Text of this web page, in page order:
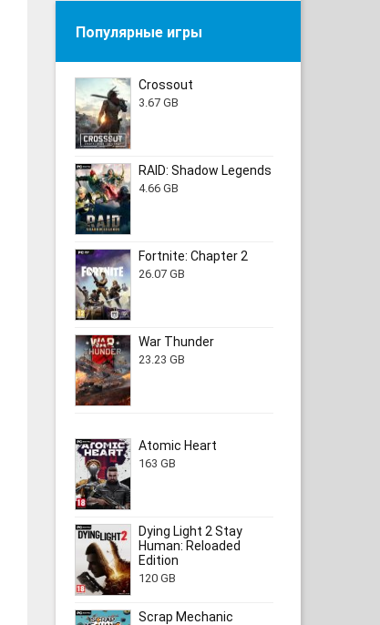
Популярные игры
Crossout
3.67 GB
RAID: Shadow Legends
4.66 GB
Fortnite: Chapter 2
26.07 GB
War Thunder
23.23 GB
Atomic Heart
163 GB
Dying Light 2 Stay
Human: Reloaded
Edition
120 GB
Scrap Mechanic